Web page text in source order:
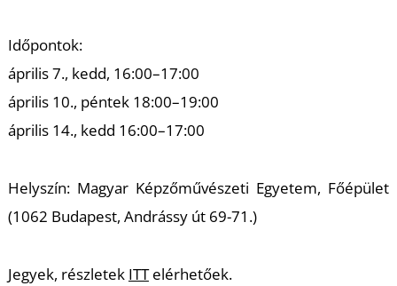
Időpontok:
április 7., kedd, 16:00–17:00
április 10., péntek 18:00–19:00
április 14., kedd 16:00–17:00
Helyszín: Magyar Képzőművészeti Egyetem, Főépület
(1062 Budapest, Andrássy út 69-71.)
Jegyek, részletek ITTelérhetőek.